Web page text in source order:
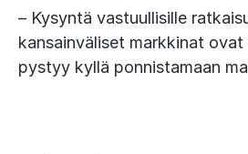
– Kysyntä vastuullisille
kansainväliset markkinat
pystyy kyllä ponnistamaan